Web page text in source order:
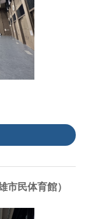
市民体育館）